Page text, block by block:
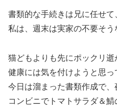
書類的な手続きは兄に任せて
私は、週末は実家の不要そう
猫どもよりも先にポックリ逝
健康には気を付けようと思っ
今日は溜まった書類作成で、
コンビニでトマトサラダ＆